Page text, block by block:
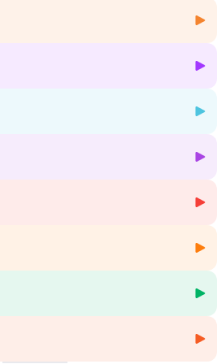
mais est bénéfique pour notre
études menés à ce sujet !
Marketing Nutrition & Santé
Tendances Marché - Lesaffre
?
cet épisode !